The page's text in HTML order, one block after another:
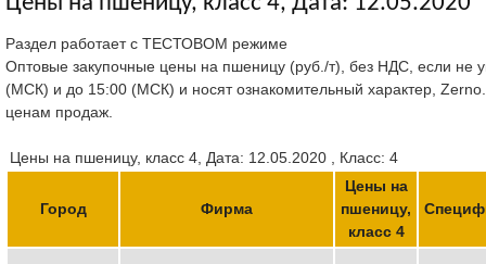
Раздел работает с ТЕСТОВОМ режиме
Оптовые закупочные цены на пшеницу (руб./т), без НДС, если не
(МСК) и до 15:00 (МСК) и носят ознакомительный характер,
ценам продаж.
Цены на пшеницу, класс 4, Дата: 12.05.2020 , Класс: 4
Город Фирма
Цены на
пшеницу,
класс 4